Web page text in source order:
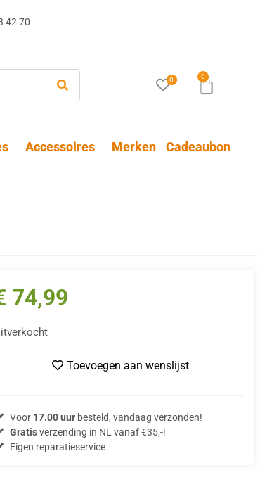
42 70
0 0
Accessoires Merken Cadeaubon
74,99
Toevoegen aan wenslijst
Voor 17.00 uurbesteld, vandaag verzonden!
Gratisverzending in NL vanaf €35,-!
Eigen reparatieservice